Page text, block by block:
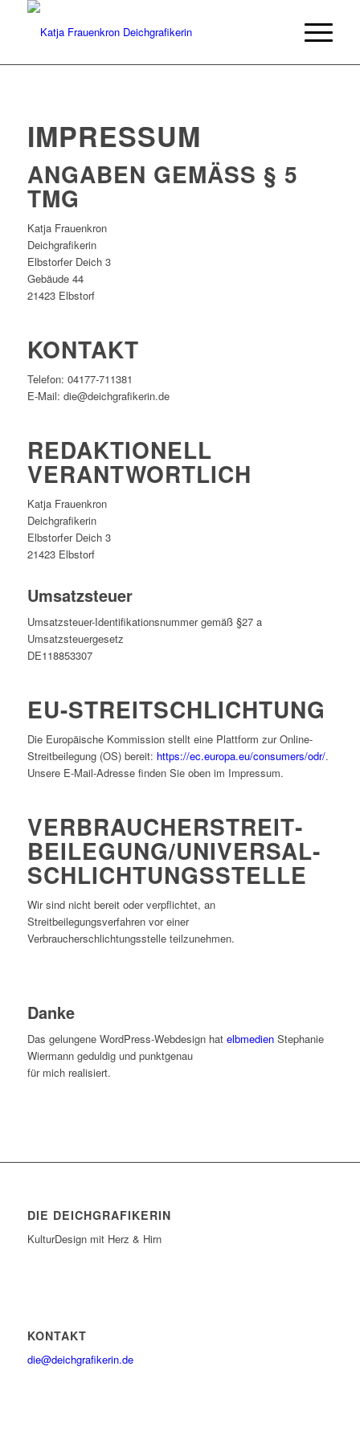
IMPRESSUM
ANGABEN GEMÄSS § 5 T
MG
Katja Frauenkron
Deichgrafikerin
Elbstorfer Deich 3
Gebäude 44
21423 Elbstorf
KONTAKT
Telefon: 04177-711381
E-Mail: die@deichgrafikerin.de
REDAKTIONELL
VERANTWORTLICH
Katja Frauenkron
Deichgrafikerin
Elbstorfer Deich 3
21423 Elbstorf
Umsatzsteuer
Umsatzsteuer-Identifikationsnummer gemäß §27 a
Umsatzsteuergesetz
DE118853307
EU-STREITSCHLICHTUNG
Die Europäische Kommission stellt eine Plattform zur Online-
Streitbeilegung (OS) bereit: https://ec.europa.eu/consumers/odr/.
Unsere E-Mail-Adresse finden Sie oben im Impressum.
VERBRAUCHER­STREIT­
BEILEGUNG/UNIVERSAL­
SCHLICHTUNGS­STELLE
Wir sind nicht bereit oder verpflichtet, an
Streitbeilegungsverfahren vor einer
Verbraucherschlichtungsstelle teilzunehmen.
Danke
Das gelungene WordPress-Webdesign hat elbmedienStephanie
Wiermann geduldig und punktgenau
für mich realisiert.
DIE DEICHGRAFIKERIN
KulturDesign mit Herz & Hirn
KONTAKT
die@deichgrafikerin.de